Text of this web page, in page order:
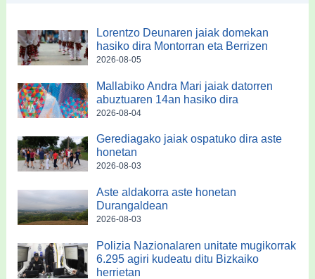
Lorentzo Deunaren jaiak domekan
hasiko dira Montorran eta Berrizen
2026-08-05
Mallabiko Andra Mari jaiak datorren
abuztuaren 14an hasiko dira
2026-08-04
Gerediagako jaiak ospatuko dira aste
honetan
2026-08-03
Aste aldakorra aste honetan
Durangaldean
2026-08-03
Polizia Nazionalaren unitate mugikorrak
6.295 agiri kudeatu ditu Bizkaiko
herrietan